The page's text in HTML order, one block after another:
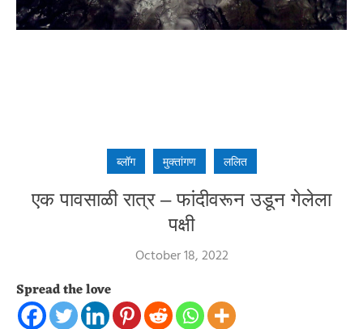
ब्लॉग मुक्तांगण ललित
एक पावसाळी रात्र – फांदीवरून उडून गेलेला
पक्षी
October 18, 2022
Spread the love